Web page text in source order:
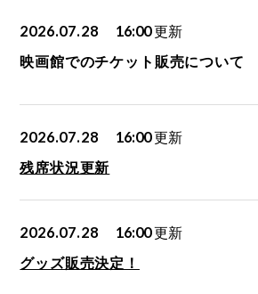
2026.07.28 16:00更新
映画館でのチケット販売について
2026.07.28 16:00更新
残席状況更新
2026.07.28 16:00更新
グッズ販売決定！